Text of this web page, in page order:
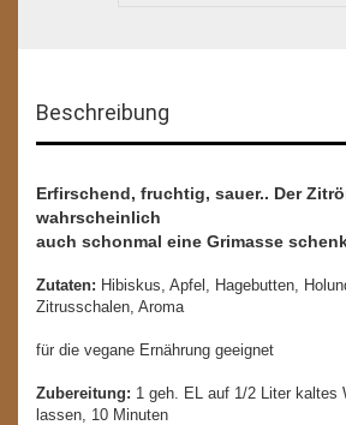
Beschreibung
Erfirschend, fruchtig, sauer.. Der
wahrscheinlich
auch schonmal eine Grimasse
Zutaten: Hibiskus, Apfel, Hagebutten,
Zitrusschalen, Aroma
für die vegane Ernährung geeignet
Zubereitung: 1 geh. EL auf 1/2 Liter kaltes
lassen, 10 Minuten